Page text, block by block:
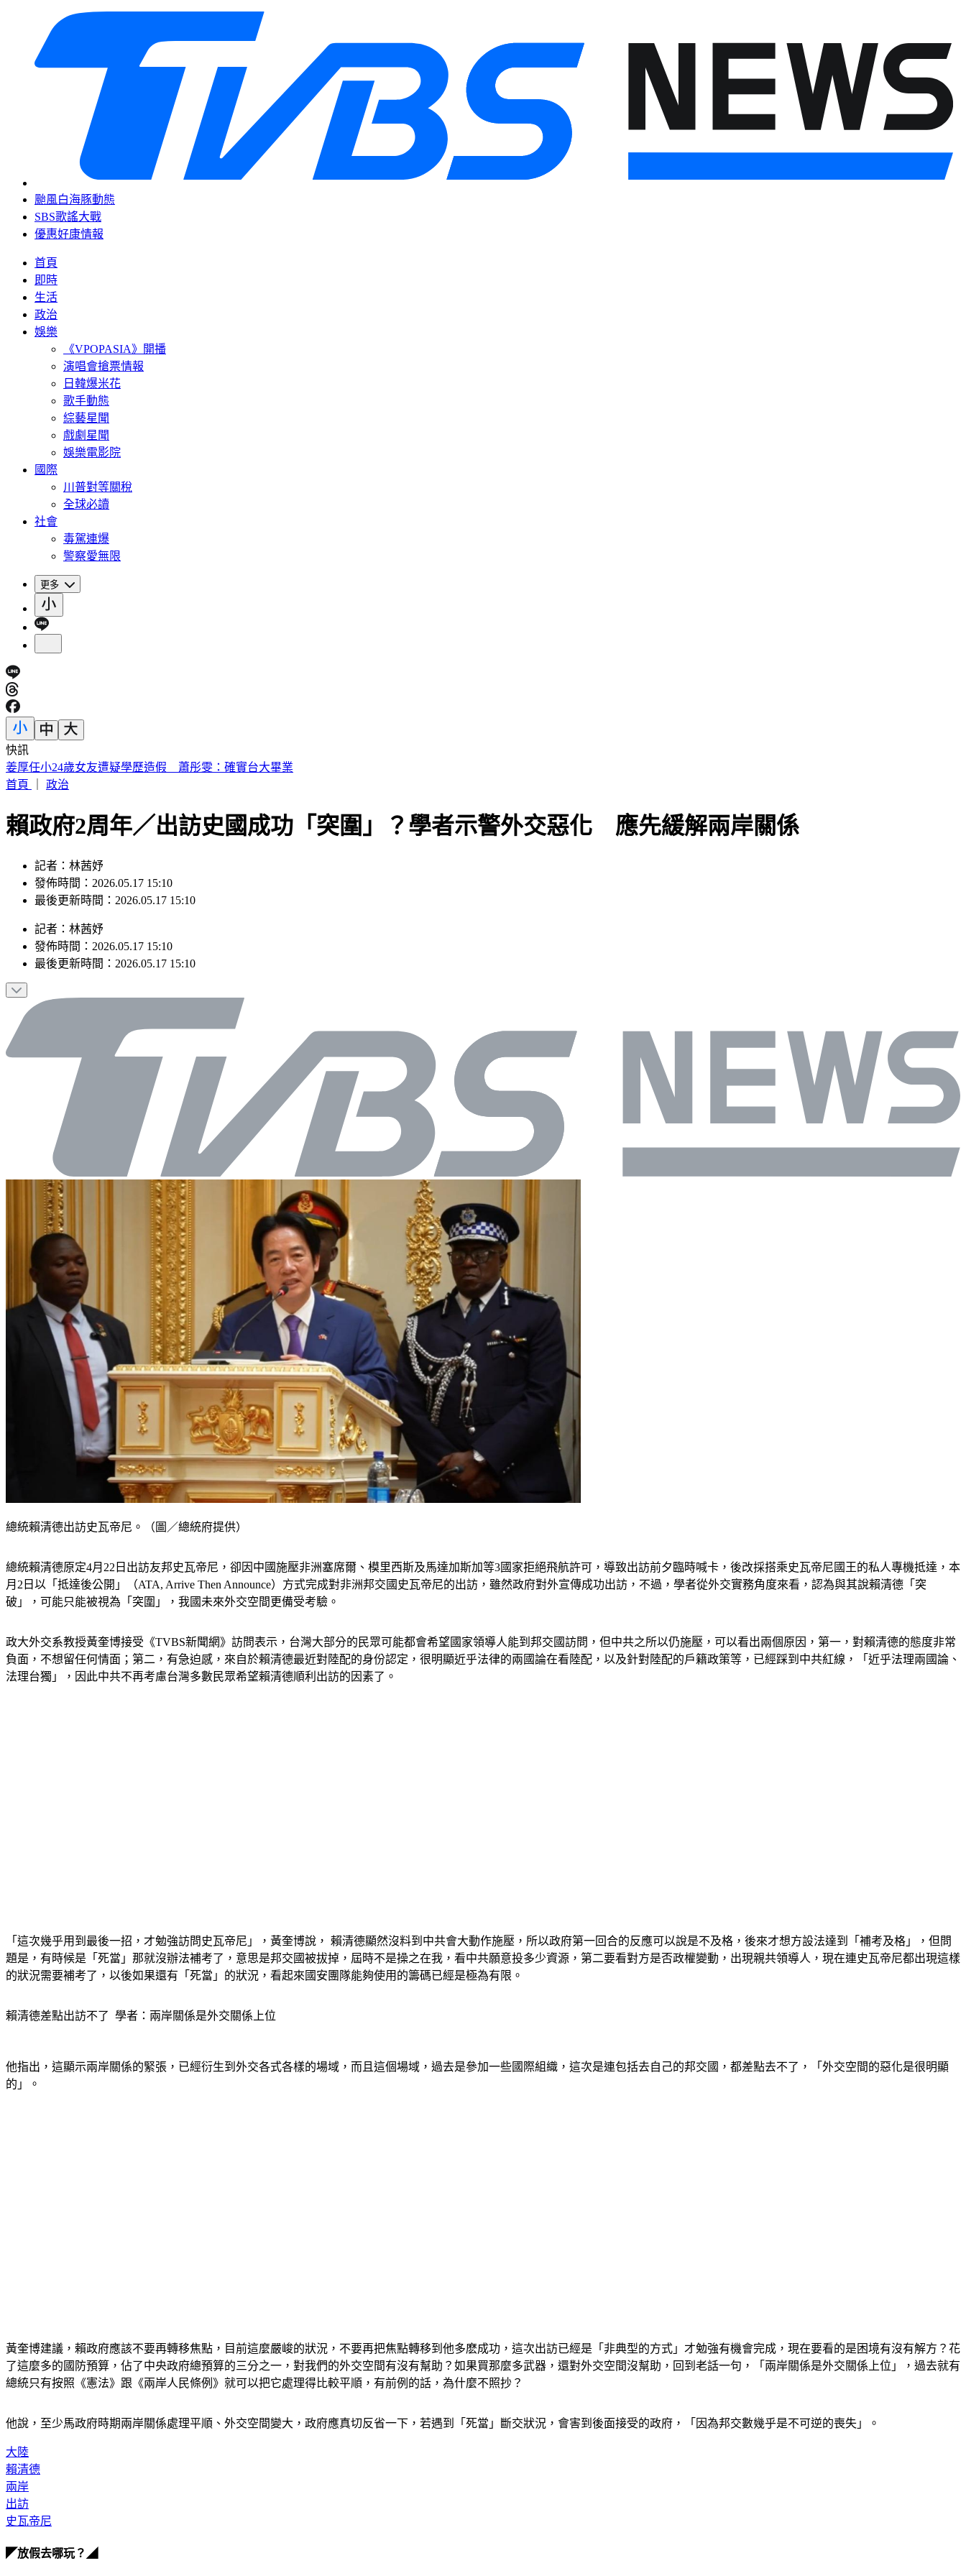
颱風白海豚動態
SBS歌謠大戰
優惠好康情報
首頁
即時
生活
政治
娛樂
《VPOPASIA》開播
演唱會搶票情報
日韓爆米花
歌手動態
綜藝星聞
戲劇星聞
娛樂電影院
國際
川普對等關稅
全球必讀
社會
毒駕連爆
警察愛無限
更多
快訊
姜厚任小24歲女友遭疑學歷造假 蕭彤雯：確實台大畢業
首頁
政治
賴政府2周年／出訪史國成功「突圍」？學者示警外交惡化 應先緩解兩岸關係
記者：林茜妤
發佈時間：2026.05.17 15:10
最後更新時間：2026.05.17 15:10
記者 ： 林茜妤
發佈時間： 2026.05.17 15:10
最後更新時間： 2026.05.17 15:10
總統賴清德出訪史瓦帝尼。（圖／總統府提供）
總統賴清德原定4月22日出訪友邦史瓦帝尼，卻因中國施壓非洲塞席爾、模里西斯及馬達加斯加等3國家拒絕飛航許可，導致出訪前夕臨時喊卡，後改採搭乘史瓦帝尼國王的私人專機抵達，本
月2日以「抵達後公開」（ATA, Arrive Then Announce）方式完成對非洲邦交國史瓦帝尼的出訪，雖然政府對外宣傳成功出訪，不過，學者從外交實務角度來看，認為與其說賴清德「突
破」，可能只能被視為「突圍」，我國未來外交空間更備受考驗。
政大外交系教授黃奎博接受《TVBS新聞網》訪問表示，台灣大部分的民眾可能都會希望國家領導人能到邦交國訪問，但中共之所以仍施壓，可以看出兩個原因，第一，對賴清德的態度非常
負面，不想留任何情面；第二，有急迫感，來自於賴清德最近對陸配的身份認定，很明顯近乎法律的兩國論在看陸配，以及針對陸配的戶籍政策等，已經踩到中共紅線，「近乎法理兩國論、
法理台獨」，因此中共不再考慮台灣多數民眾希望賴清德順利出訪的因素了。
「這次幾乎用到最後一招，才勉強訪問史瓦帝尼」，黃奎博說， 賴清德顯然沒料到中共會大動作施壓，所以政府第一回合的反應可以說是不及格，後來才想方設法達到「補考及格」，但問
題是，有時候是「死當」那就沒辦法補考了，意思是邦交國被拔掉，屆時不是操之在我，看中共願意投多少資源，第二要看對方是否政權變動，出現親共領導人，現在連史瓦帝尼都出現這樣
的狀況需要補考了，以後如果還有「死當」的狀況，看起來國安團隊能夠使用的籌碼已經是極為有限。
賴清德差點出訪不了  學者：兩岸關係是外交關係上位
他指出，這顯示兩岸關係的緊張，已經衍生到外交各式各樣的場域，而且這個場域，過去是參加一些國際組織，這次是連包括去自己的邦交國，都差點去不了，「外交空間的惡化是很明顯
的」。
黃奎博建議，賴政府應該不要再轉移焦點，目前這麼嚴峻的狀況，不要再把焦點轉移到他多麽成功，這次出訪已經是「非典型的方式」才勉強有機會完成，現在要看的是困境有沒有解方？花
了這麼多的國防預算，佔了中央政府總預算的三分之一，對我們的外交空間有沒有幫助？如果買那麼多武器，還對外交空間沒幫助，回到老話一句，「兩岸關係是外交關係上位」，過去就有
總統只有按照《憲法》跟《兩岸人民條例》就可以把它處理得比較平順，有前例的話，為什麼不照抄？
他說，至少馬政府時期兩岸關係處理平順、外交空間變大，政府應真切反省一下，若遇到「死當」斷交狀況，會害到後面接受的政府，「因為邦交數幾乎是不可逆的喪失」。
大陸
賴清德
兩岸
出訪
史瓦帝尼
◤放假去哪玩？◢